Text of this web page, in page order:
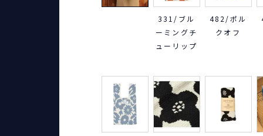
331/ブル
ーミングチ
ューリップ
482/ポル
クオフ